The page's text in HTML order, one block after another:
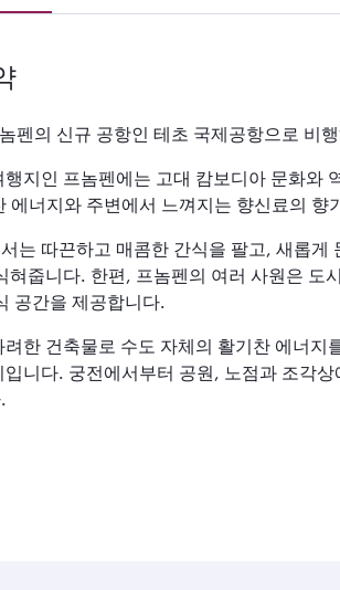
펜의 신규 공항인 테초 국제공항으로 비
지인 프놈펜에는 고대 캄보디아 문화와
에너지와 주변에서 느껴지는 향신료의 향
는 따끈하고 매콤한 간식을 팔고, 새롭게
혀줍니다. 한편, 프놈펜의 여러 사원은 도
공간을 제공합니다.
한 건축물로 수도 자체의 활기찬 에너지
니다. 궁전에서부터 공원, 노점과 조각